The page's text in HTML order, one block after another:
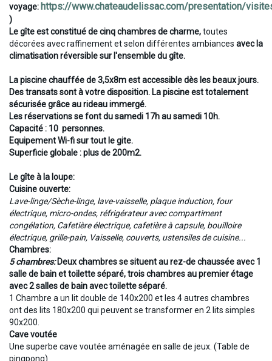
voyage: https://www.chateaudelissac.com/presentation/
)
Le gîte est constitué de cinq chambres de charme,toutes
décorées avec raffinement et selon différentes ambiances avec la
climatisation réversible sur l'ensemble du gîte.
La piscine chauffée de 3,5x8m est accessible dès les beaux jours.
Des transats sont à votre disposition. La piscine est totalement
sécurisée grâce au rideau immergé.
Les réservations se font du samedi 17h au samedi 10h.
Capacité : 10 personnes.
Equipement Wi-fi sur tout le gite.
Superficie globale : plus de 200m2.
Le gîte à la loupe:
Cuisine ouverte:
Lave-linge/Sèche-linge, lave-vaisselle, plaque induction, four
électrique, micro-ondes, réfrigérateur avec compartiment
congélation, Cafetière électrique, cafetière à capsule, bouilloire
électrique, grille-pain, Vaisselle, couverts, ustensiles de cuisine...
Chambres:
5 chambres:Deux chambres se situent au rez-de chaussée avec 1
salle de bain et toilette séparé, trois chambres au premier étage
avec 2 salles de bain avec toilette séparé.
1 Chambre a un lit double de 140x200 et les 4 autres chambres
ont des lits 180x200 qui peuvent se transformer en 2 lits simples
90x200.
Cave voutée
Une superbe cave voutée aménagée en salle de jeux. (Table de
pingpong)